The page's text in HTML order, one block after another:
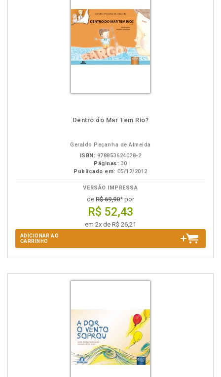
Dentro do Mar Tem Rio?
Geraldo Peçanha de Almeida
ISBN: 978853624028-2
Páginas: 30
Publicado em: 05/12/2012
VERSÃO IMPRESSA
de R$ 69,90* por
R$ 52,43
em 2x de R$ 26,21
ADICIONAR AO
CARRINHO